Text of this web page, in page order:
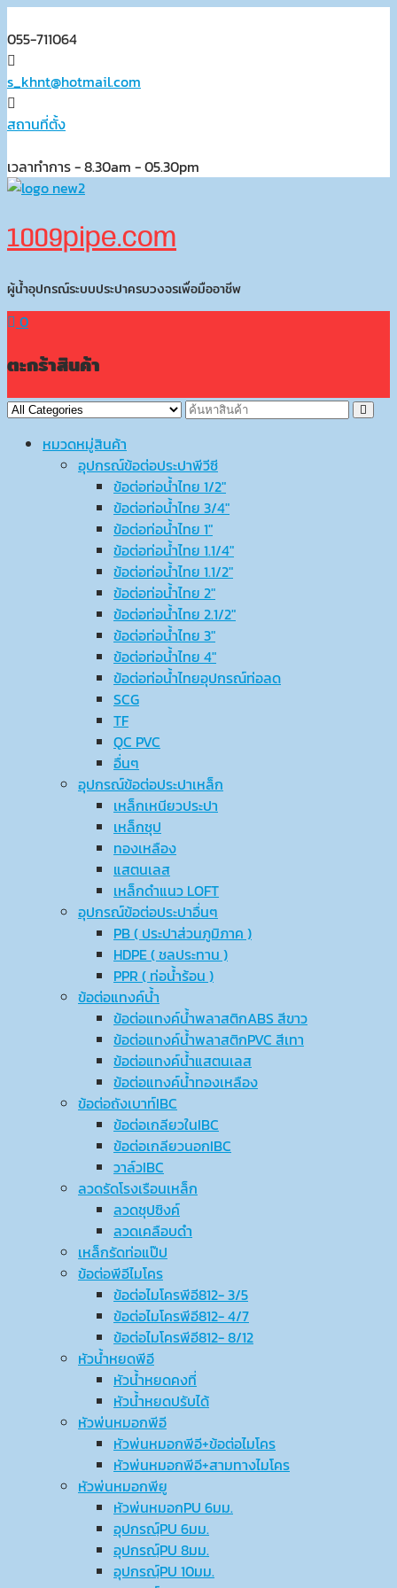
to
content
055-711064
s_khnt@hotmail.com
สถานที่ตั้ง
เวลาทำการ - 8.30am - 05.30pm
1009pipe.com
ผู้น้ำอุปกรณ์ระบบประปาครบวงจรเพื่อมืออาชีพ
0
ตะกร้าสินค้า
หมวดหมู่สินค้า
อุปกรณ์ข้อต่อประปาพีวีซี
ข้อต่อท่อน้ำไทย 1/2″
ข้อต่อท่อน้ำไทย 3/4″
ข้อต่อท่อน้ำไทย 1″
ข้อต่อท่อน้ำไทย 1.1/4″
ข้อต่อท่อน้ำไทย 1.1/2″
ข้อต่อท่อน้ำไทย 2″
ข้อต่อท่อน้ำไทย 2.1/2″
ข้อต่อท่อน้ำไทย 3″
ข้อต่อท่อน้ำไทย 4″
ข้อต่อท่อน้ำไทยอุปกรณ์ท่อลด
SCG
TF
QC PVC
อื่นๆ
อุปกรณ์ข้อต่อประปาเหล็ก
เหล็กเหนียวประปา
เหล็กชุป
ทองเหลือง
แสตนเลส
เหล็กดำแนว LOFT
อุปกรณ์ข้อต่อประปาอื่นๆ
PB ( ประปาส่วนภูมิภาค )
HDPE ( ชลประทาน )
PPR ( ท่อน้ำร้อน )
ข้อต่อแทงค์น้ำ
ข้อต่อแทงค์น้ำพลาสติกABS สีขาว
ข้อต่อแทงค์น้ำพลาสติกPVC สีเทา
ข้อต่อแทงค์น้ำแสตนเลส
ข้อต่อแทงค์น้ำทองเหลือง
ข้อต่อถังเบาท์IBC
ข้อต่อเกลียวในIBC
ข้อต่อเกลียวนอกIBC
วาล์วIBC
ลวดรัดโรงเรือนเหล็ก
ลวดชุปซิงค์
ลวดเคลือบดำ
เหล็กรัดท่อแป๊ป
ข้อต่อพีอีไมโคร
ข้อต่อไมโครพีอี812- 3/5
ข้อต่อไมโครพีอี812- 4/7
ข้อต่อไมโครพีอี812- 8/12
หัวน้ำหยดพีอี
หัวน้ำหยดคงที่
หัวน้ำหยดปรับได้
หัวพ่นหมอกพีอี
หัวพ่นหมอกพีอี+ข้อต่อไมโคร
หัวพ่นหมอกพีอี+สามทางไมโคร
หัวพ่นหมอกพียู
หัวพ่นหมอกPU 6มม.
อุปกรณ์ฺPU 6มม.
อุปกรณ์ฺPU 8มม.
อุปกรณ์ฺPU 10มม.